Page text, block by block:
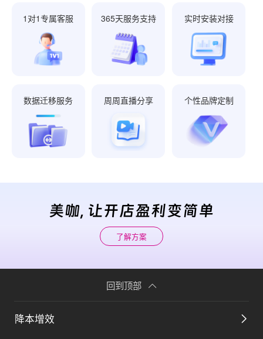
1对1专属客服 365天服务支持 实时安装对接
数据迁移服务 周周直播分享 个性品牌定制
美咖, 让开店盈利变简单
了解方案
回到顶部
降本增效